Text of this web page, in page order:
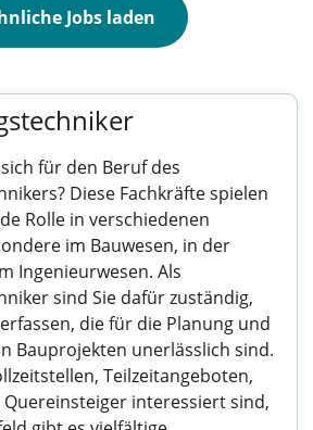
Jobs laden
für den Beruf des
Diese Fachkräfte spielen
Rolle in verschiedenen
im Bauwesen, in der
Ingenieurwesen. Als
sind Sie dafür zuständig,
die für die Planung und
Bauprojekten unerlässlich sind.
Teilzeitangeboten,
interessiert sind,